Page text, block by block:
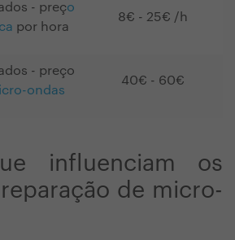
- preço
por hora
8€ - 25€ /h
- preço
ondas
40€ - 60€
influenciam os
de micro-